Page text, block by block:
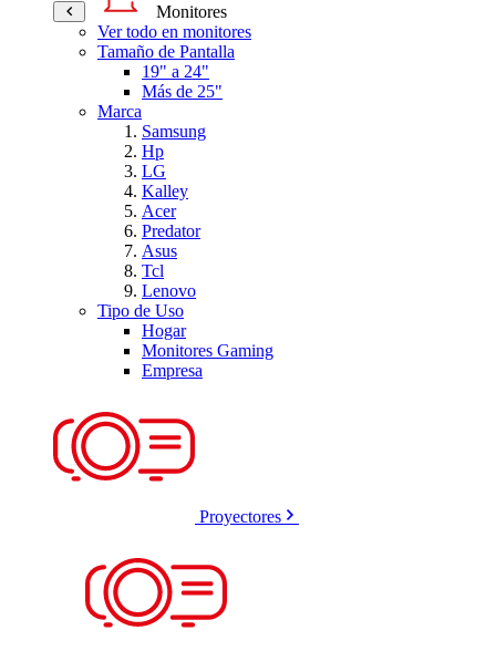
Monitores
Ver todo en monitores
Tamaño de Pantalla
19" a 24"
Más de 25"
Marca
Samsung
Hp
LG
Kalley
Acer
Predator
Asus
Tcl
Lenovo
Tipo de Uso
Hogar
Monitores Gaming
Empresa
Proyectores